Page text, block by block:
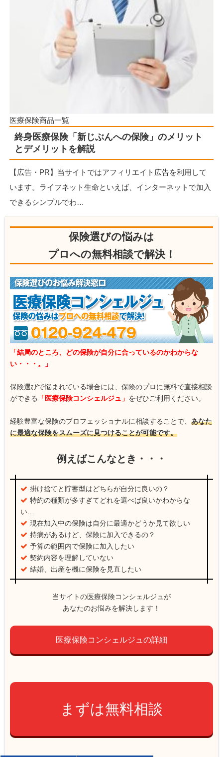
医療保険商品一覧
終身医療保険「新じぶんへの保険」のメリット
とデメリットを解説
【広告・PR】当サイトではアフィリエイト広告を利用して
います。ライフネット生命といえば、インターネットで加入
できるシンプルでわ…
保険選びの悩みは
プロへの無料相談で解決！
「結局のところ、どの保険が自分に合っているのかわからな
い・・・。」
保険選びで悩まれている場合には、保険のプロに無料で直接相談
ができる
「医療保険コンシェルジュ」 をぜひご利用ください。
経験豊富な保険のプロフェッショナルに相談することで、 あなた
に最適な保険をスムーズに見つけることが可能です。
例えばこんなとき・・・
掛け捨てと貯蓄型はどちらが自分に良いの？
特約の種類が多すぎてどれを選べば良いかわからな
い…
現在加入中の保険は自分に最適かどうか見て欲しい
持病があるけど、保険に加入できるの？
予算の範囲内で保険に加入したい
契約内容を理解していない
結婚、出産を機に保険を見直したい
当サイトの医療保険コンシェルジュが
あなたのお悩みを解決します！
医療保険コンシェルジュの詳細
まずは無料相談